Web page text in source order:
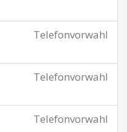
Telefonvorwahl
Telefonvorwahl
Telefonvorwahl